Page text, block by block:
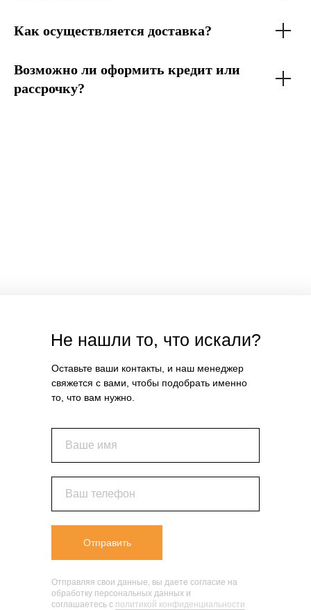
Как осуществляется доставка?
Возможно ли оформить кредит или
рассрочку?
Ваше имя
Ваш телефон
Отправить
Не нашли то, что искали?
Оставьте ваши контакты, и наш менеджер
свяжется с вами, чтобы подобрать именно
то, что вам нужно.
Отправляя свои данные, вы даете согласие на
обработку персональных данных и
соглашаетесь c политикой конфиденциальности